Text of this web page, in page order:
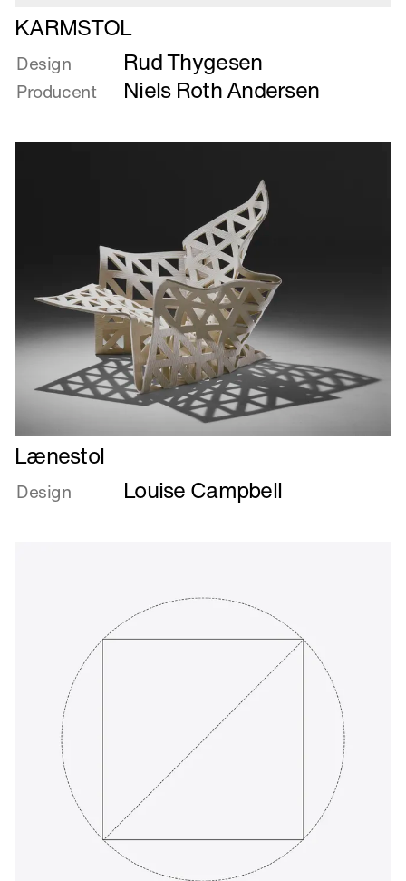
Læs
mere
om
KARMSTOL
KARMSTOL
Design Rud Thygesen
Producent Niels Roth Andersen
Læs
mere
om
Lænestol
Design Louise Campbell